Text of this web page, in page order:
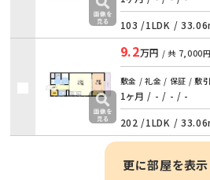
103 /1LDK /
9.2万円 / 共 7,000円
敷金 / 礼金 / 保証 / 敷引
1ヶ月 / - / - / -
202 /1LDK /
更に部屋を表示